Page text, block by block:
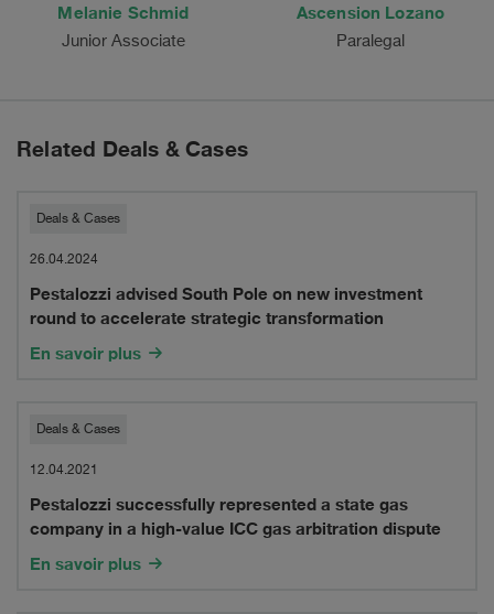
Melanie Schmid
Junior Associate
Ascension Lozano
Paralegal
Related Deals & Cases
Pestalozzi
advised
South
Pole
new
investment
round
to
accelerate
Deals & Cases
26.04.2024
Pestalozzi advised South Pole on new investment
round to accelerate strategic transformation
En savoir plus
Pestalozzi
successfully
represented
a
Deals & Cases
12.04.2021
Pestalozzi successfully represented a state gas
company in a high-value ICC gas arbitration dispute
En savoir plus